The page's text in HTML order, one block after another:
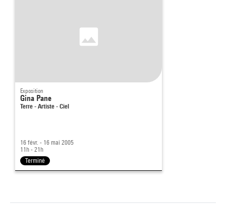
Exposition
Gina Pane
Terre - Artiste - Ciel
16 févr. - 16 mai 2005
11h - 21h
Terminé